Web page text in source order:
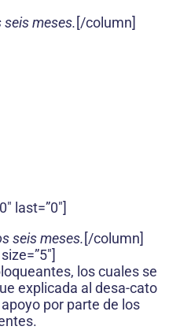
meses. [/column]
last=”0″]
seis meses. [/column]
los cuales se
explicada al desa-cato
por parte de los